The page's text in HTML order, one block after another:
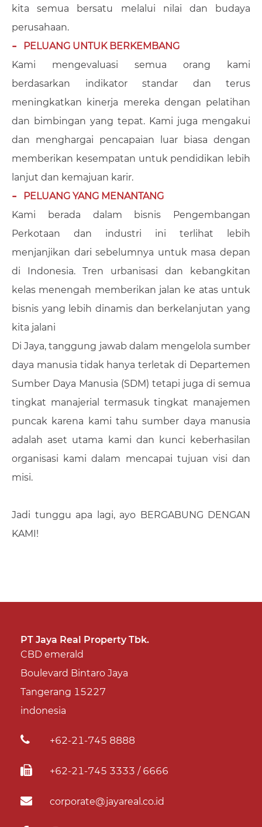
kita semua bersatu melalui nilai dan budaya
perusahaan.
PELUANG UNTUK BERKEMBANG
Kami mengevaluasi semua orang kami
berdasarkan indikator standar dan terus
meningkatkan kinerja mereka dengan pelatihan
dan bimbingan yang tepat. Kami juga mengakui
dan menghargai pencapaian luar biasa dengan
memberikan kesempatan untuk pendidikan lebih
lanjut dan kemajuan karir.
PELUANG YANG MENANTANG
Kami berada dalam bisnis Pengembangan
Perkotaan dan industri ini terlihat lebih
menjanjikan dari sebelumnya untuk masa depan
di Indonesia. Tren urbanisasi dan kebangkitan
kelas menengah memberikan jalan ke atas untuk
bisnis yang lebih dinamis dan berkelanjutan yang
kita jalani
Di Jaya, tanggung jawab dalam mengelola sumber
daya manusia tidak hanya terletak di Departemen
Sumber Daya Manusia (SDM) tetapi juga di semua
tingkat manajerial termasuk tingkat manajemen
puncak karena kami tahu sumber daya manusia
adalah aset utama kami dan kunci keberhasilan
organisasi kami dalam mencapai tujuan visi dan
misi.
Jadi tunggu apa lagi, ayo BERGABUNG DENGAN
KAMI!
PT Jaya Real Property Tbk.
CBD emerald
Boulevard Bintaro Jaya
Tangerang 15227
indonesia
+62-21-745 8888
+62-21-745 3333 / 6666
corporate@jayareal.co.id